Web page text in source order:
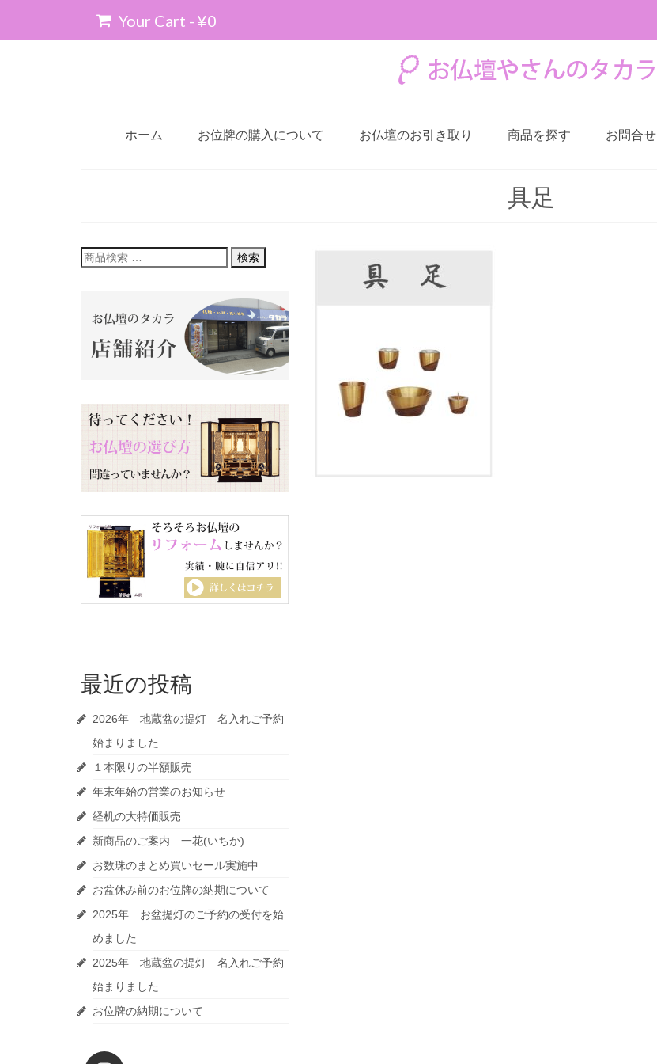
Your Cart - ¥0
ホーム お位牌の購入について お仏壇のお引き取り 商品を探す お問合せ
具足
検
索
検索
最近の投稿
2026年 地蔵盆の提灯 名入れご予約
始まりました
１本限りの半額販売
年末年始の営業のお知らせ
経机の大特価販売
新商品のご案内 一花(いちか)
お数珠のまとめ買いセール実施中
お盆休み前のお位牌の納期について
2025年 お盆提灯のご予約の受付を始
めました
2025年 地蔵盆の提灯 名入れご予約
始まりました
お位牌の納期について